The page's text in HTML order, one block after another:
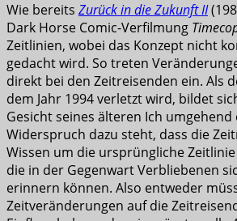
Wie bereits Zurück in die Zukunft II
Dark Horse Comic-Verfilmung
Zeitlinien, wobei das Konzept nicht
gedacht wird. So treten
direkt bei den Zeitreisenden ein. Als
dem Jahr 1994 verletzt wird, bildet
Gesicht seines älteren Ich umgehend
Widerspruch dazu steht, dass die
Wissen um die ursprüngliche
die in der Gegenwart Verbliebenen
erinnern können. Also entweder
Zeitveränderungen auf die